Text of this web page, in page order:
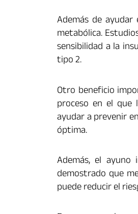
Además de
metabólica.
sensibilidad a la
tipo 2.
Otro beneficio
proceso en el que
ayudar a prevenir
óptima.
Además, el
demostrado que
puede reducir el